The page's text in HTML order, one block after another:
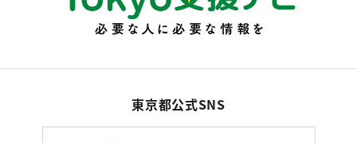
東京都公式SNS